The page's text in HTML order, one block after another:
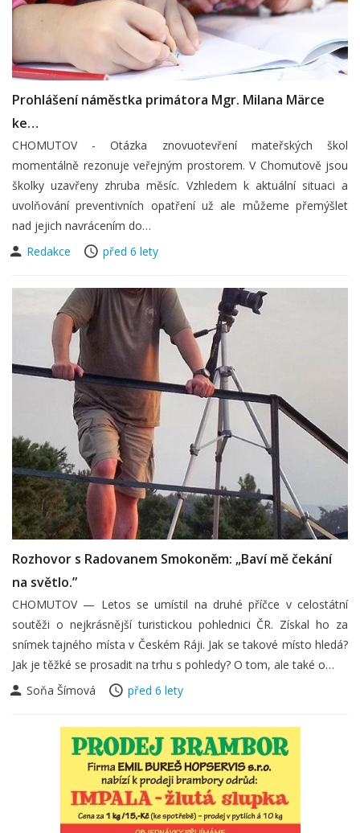
Prohlášení náměstka primátora Mgr. Milana Märce
ke…
CHOMUTOV - Otázka znovuotevření mateřských škol
momentálně rezonuje veřejným prostorem. V Chomutově jsou
školky uzavřeny zhruba měsíc. Vzhledem k aktuální situaci a
uvolňování preventivních opatření už ale můžeme přemýšlet
nad jejich navrácením do…
Redakce
před 6 lety
Rozhovor s Radovanem Smokoněm: „Baví mě čekání
na světlo.”
CHOMUTOV — Letos se umístil na druhé příčce v celostátní
soutěži o nejkrásnější turistickou pohlednici ČR. Získal ho za
snímek tajného místa v Českém Ráji. Jak se takové místo hledá?
Jak je těžké se prosadit na trhu s pohledy? O tom, ale také o…
Soňa Šímová
před 6 lety